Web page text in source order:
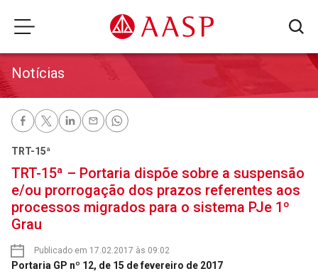
Notícias
TRT-15ª
TRT-15ª – Portaria dispõe sobre a suspensão
e/ou prorrogação dos prazos referentes aos
processos migrados para o sistema PJe 1º
Grau
Publicado em 17.02.2017 às 09:02
Portaria GP nº 12, de 15 de fevereiro de 2017